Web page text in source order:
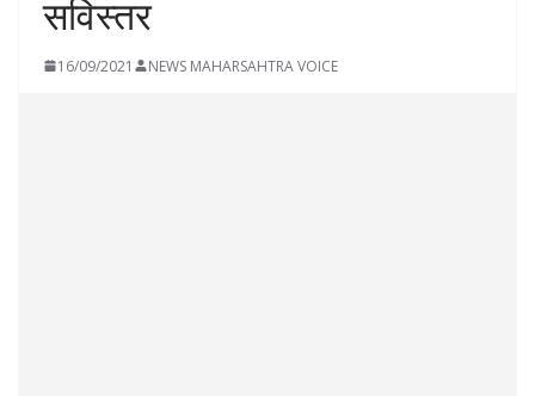
सविस्तर
16/09/2021 NEWS MAHARSAHTRA VOICE